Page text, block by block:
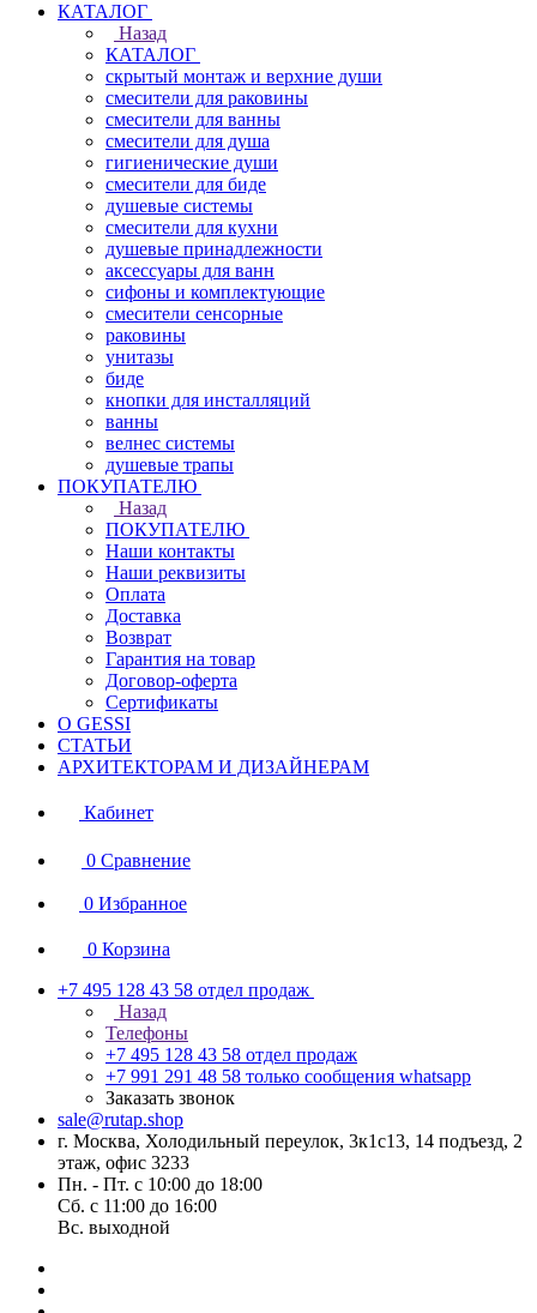
КАТАЛОГ
Назад
КАТАЛОГ
скрытый монтаж и верхние души
смесители для раковины
смесители для ванны
смесители для душа
гигиенические души
смесители для биде
душевые системы
смесители для кухни
душевые принадлежности
аксессуары для ванн
сифоны и комплектующие
смесители сенсорные
раковины
унитазы
биде
кнопки для инсталляций
ванны
велнес системы
душевые трапы
ПОКУПАТЕЛЮ
Назад
ПОКУПАТЕЛЮ
Наши контакты
Наши реквизиты
Оплата
Доставка
Возврат
Гарантия на товар
Договор-оферта
Сертификаты
О GESSI
СТАТЬИ
АРХИТЕКТОРАМ И ДИЗАЙНЕРАМ
Кабинет
0 Сравнение
0 Избранное
0 Корзина
+7 495 128 43 58 отдел продаж
Назад
Телефоны
+7 495 128 43 58 отдел продаж
+7 991 291 48 58 только сообщения whatsapp
Заказать звонок
sale@rutap.shop
г. Москва, Холодильный переулок, 3к1с13, 14 подъезд, 2
этаж, офис 3233
Пн. - Пт. с 10:00 до 18:00
Сб. с 11:00 до 16:00
Вс. выходной